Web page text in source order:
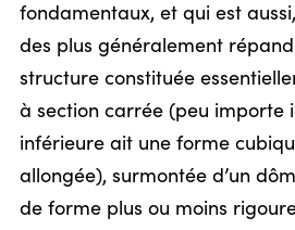
fondamentaux, et qui est
des plus généralement
structure constituée
à section carrée (peu importe
inférieure ait une forme
allongée), surmontée d’un
de forme plus ou moins